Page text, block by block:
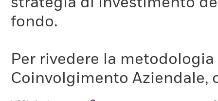
fondo.
Per rivedere la
Coinvolgimento Aziendale,